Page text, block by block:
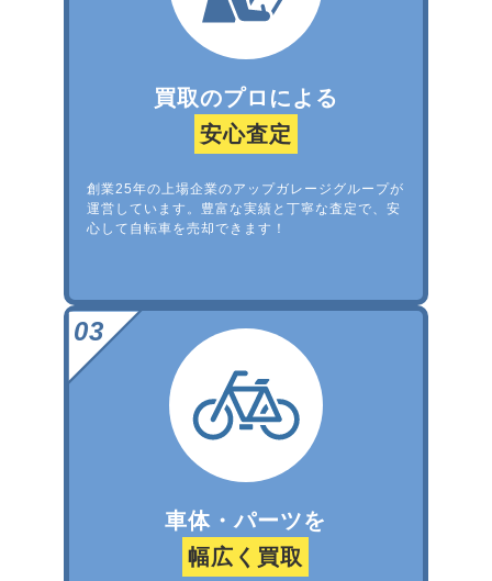
買取のプロによる
安心査定
創業25年の上場企業のアップガレージグループが
運営しています。豊富な実績と丁寧な査定で、安
心して自転車を売却できます！
車体・パーツを
幅広く買取